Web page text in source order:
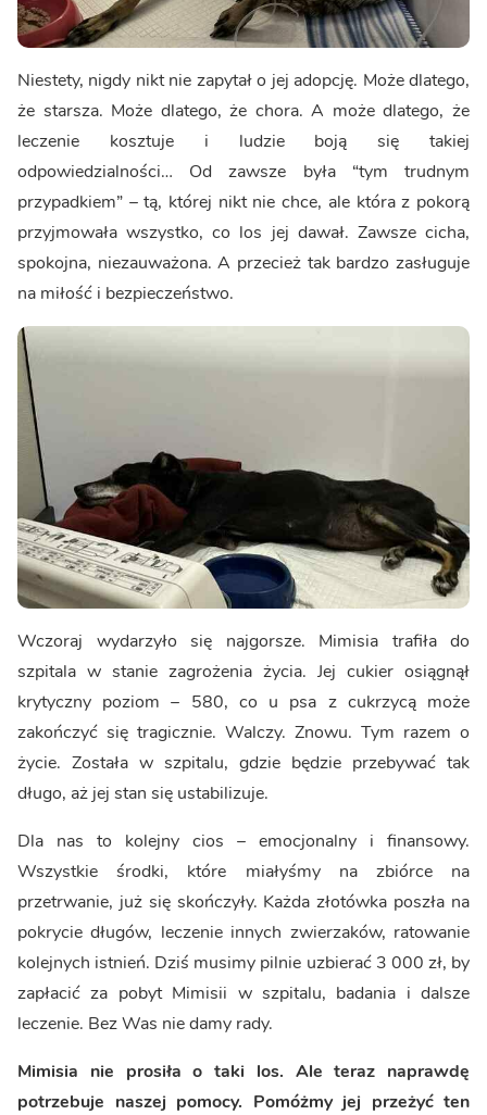
Niestety, nigdy nikt nie zapytał o jej adopcję. Może dlatego,
że starsza. Może dlatego, że chora. A może dlatego, że
leczenie kosztuje i ludzie boją się takiej
odpowiedzialności… Od zawsze była “tym trudnym
przypadkiem” – tą, której nikt nie chce, ale która z pokorą
przyjmowała wszystko, co los jej dawał. Zawsze cicha,
spokojna, niezauważona. A przecież tak bardzo zasługuje
na miłość i bezpieczeństwo.
Wczoraj wydarzyło się najgorsze. Mimisia trafiła do
szpitala w stanie zagrożenia życia. Jej cukier osiągnął
krytyczny poziom – 580, co u psa z cukrzycą może
zakończyć się tragicznie. Walczy. Znowu. Tym razem o
życie. Została w szpitalu, gdzie będzie przebywać tak
długo, aż jej stan się ustabilizuje.
Dla nas to kolejny cios – emocjonalny i finansowy.
Wszystkie środki, które miałyśmy na zbiórce na
przetrwanie, już się skończyły. Każda złotówka poszła na
pokrycie długów, leczenie innych zwierzaków, ratowanie
kolejnych istnień. Dziś musimy pilnie uzbierać 3 000 zł, by
zapłacić za pobyt Mimisii w szpitalu, badania i dalsze
leczenie. Bez Was nie damy rady.
Mimisia nie prosiła o taki los. Ale teraz naprawdę
potrzebuje naszej pomocy. Pomóżmy jej przeżyć ten